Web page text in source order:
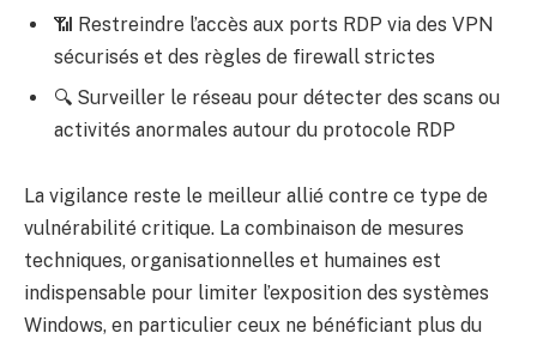
📶 Restreindre l’accès aux ports RDP via des VPN
sécurisés et des règles de firewall strictes
🔍 Surveiller le réseau pour détecter des scans ou
activités anormales autour du protocole RDP
La vigilance reste le meilleur allié contre ce type de
vulnérabilité critique. La combinaison de mesures
techniques, organisationnelles et humaines est
indispensable pour limiter l’exposition des systèmes
Windows, en particulier ceux ne bénéficiant plus du